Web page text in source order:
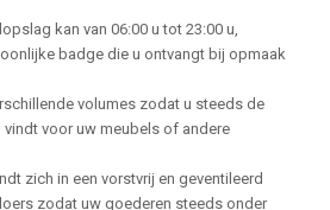
kan van 06:00 u tot 23:00 u,
badge die u ontvangt bij opmaak
volumes zodat u steeds de
voor uw meubels of andere
zich in een vorstvrij en geventileerd
zodat uw goederen steeds onder